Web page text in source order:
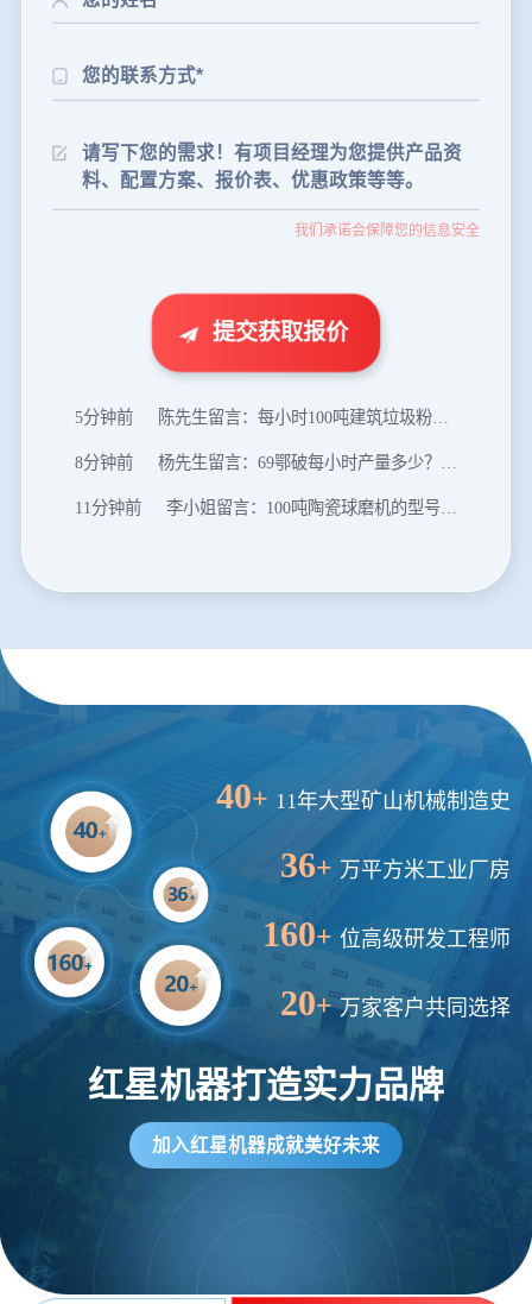
我们承诺会保障您的信息安全
提交获取报价
24分钟前 朱先生留言：制砂机3000吨一套多少钱？
35分钟前 张先生留言：碎石机有几种型号？碎石机械设备一套价格？
武先生留言：年产100万吨机制砂，用什么设备？
王先生留言：建一条石料破碎生产线，规模300吨/小时，提供设备选型和报价。
陈先生留言：每小时100吨建筑垃圾粉碎机？推荐用什么型号？
8分钟前 杨先生留言：69鄂破每小时产量多少？参数和工作视频。
11分钟前 李小姐留言：100吨陶瓷球磨机的型号和参数？
16分钟前 肖先生留言：制砂用球磨机还是棒磨机？每小时100吨价格。
24分钟前 朱先生留言：制砂机3000吨一套多少钱？
谢先生留言：球磨机多少钱一台？提供型号和参数。
王先生留言：建一条石料破碎生产线，规模300吨/小时，提供设备选型和报价。
5分钟前 陈先生留言：每小时100吨建筑垃圾粉碎机？推荐用什么型号？
40+ 11年大型矿山机械制造史
36+ 万平方米工业厂房
160+ 位高级研发工程师
20+ 万家客户共同选择
红星机器打造实力品牌
加入红星机器成就美好未来